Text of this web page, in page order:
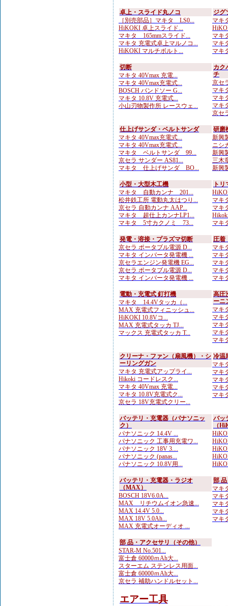
卓上・スライド丸ノコ
［別売部品］マキタ LS0...
HiKOKI 卓上スライド...
マキタ 165mmスライド...
マキタ 充電式卓上マルノコ...
HiKOKI マルチボルト...
ジグ
マキ
マキ
マキ
マキ
切断
マキタ 40Vmax 充電...
マキタ 40Vmax充電式...
BOSCH バンドソー G...
マキタ 10.8V 充電式...
小山刃物製作所 レースウェ...
カク
チ
京セ
マキ
マキ
マキ
京セ
仕上げサンダ・ベルトサンダ
マキタ 40Vmax充電式...
マキタ 40Vmax充電式...
マキタ ベルトサンダ 99...
京セラ サンダー AS81...
マキタ 仕上げサンダ BO...
研磨
新興
ニシ
新興
三木
新興
小型・大型木工機
マキタ 自動カンナ 201...
松井鉄工所 電動丸太はつり...
京セラ 自動カンナ AAP...
マキタ 超仕上カンナLP1...
マキタ 5寸カクノミ 73...
ト
マキ
マキ
マキ
発電・溶接・プラズマ切断
京セラ ポータブル電源 D...
マキタ インバータ発電機 ...
京セラエンジン発電機 EG...
京セラ ポータブル電源 D...
マキタ インバータ発電機 ...
圧着
マキ
マキ
マキ
マキ
マキ
電動・充電式 釘打機
マキタ 14.4Vタッカ（...
MAX 充電式フィニッシュ...
HiKOKI 10.8Vコ...
MAX 充電式タッカ TJ...
マックス 充電式タッカ T...
高圧
ーニ
マキ
マキ
マキ
マキ
マキ
クリーナ・ファン（扇風機）・シ
ーリングガン
マキタ 充電式アップライ...
Hikoki コードレスク...
マキタ 40Vmax 充電...
マキタ 10.8V充電式ク...
京セラ 18V充電式クリー...
冷温
マキ
マキ
マキ
マキ
マキ
バッテリ・充電器（パナソニッ
ク）
パナソニック 14.4V ...
パナソニック 工事用充電ワ...
パナソニック 18V 3....
パナソニック (panas...
パナソニック 10.8V用...
バッ
（
バッテリ・充電器・ラジオ
（MAX）
BOSCH 18V6.0A...
MAX リチウムイオン急速...
MAX 14.4V 5.0...
MAX 18V 5.0Ah...
MAX 充電式オーディオ ...
部
マキ
マキ
マキ
マキ
マキ
部 品・アクセサリ（その他）
STAR-M No.501...
富士倉 60000ｍAh大...
スターエム ステンレス用面...
富士倉 60000ｍAh大...
京セラ 補助ハンドルセット...
エアー工具